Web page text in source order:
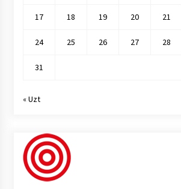
17 18 19 20 21
24 25 26 27 28
31
« Uzt